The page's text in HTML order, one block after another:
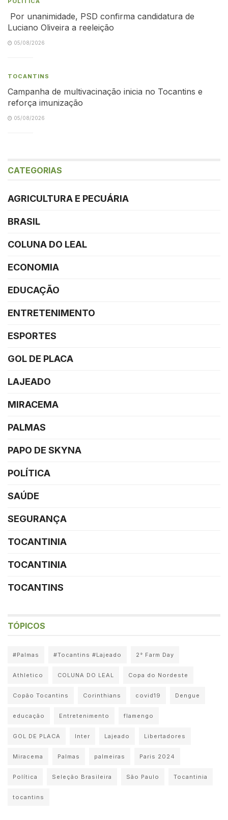
Por unanimidade, PSD confirma candidatura de
Luciano Oliveira a reeleição
05/08/2026
TOCANTINS
Campanha de multivacinação inicia no Tocantins e
reforça imunização
05/08/2026
CATEGORIAS
AGRICULTURA E PECUÁRIA
BRASIL
COLUNA DO LEAL
ECONOMIA
EDUCAÇÃO
ENTRETENIMENTO
ESPORTES
GOL DE PLACA
LAJEADO
MIRACEMA
PALMAS
PAPO DE SKYNA
POLÍTICA
SAÚDE
SEGURANÇA
TOCANTINIA
TOCANTINIA
TOCANTINS
TÓPICOS
#Palmas #Tocantins #Lajeado 2° Farm Day
Athletico COLUNA DO LEAL Copa do Nordeste
Copão Tocantins Corinthians covid19 Dengue
educação Entretenimento flamengo
GOL DE PLACA Inter Lajeado Libertadores
Miracema Palmas palmeiras Paris 2024
Política Seleção Brasileira São Paulo Tocantinia
tocantins